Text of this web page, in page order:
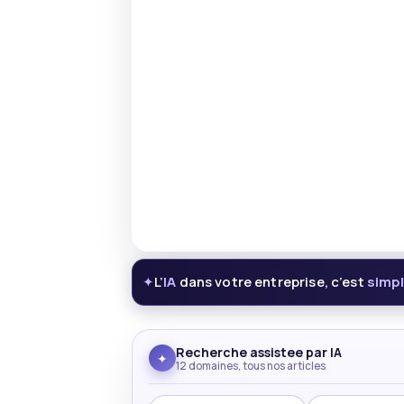
✦L’IA dans votre entreprise, c’est
✦ Recherche assistee par IA
12 domaines, tous nos articles